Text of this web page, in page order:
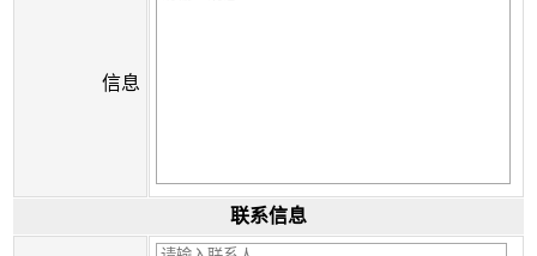
信息
联系信息